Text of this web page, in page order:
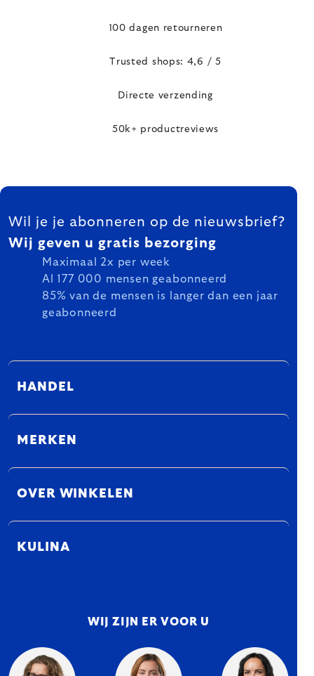
100 dagen retourneren
Trusted shops: 4,6 / 5
Directe verzending
50k+ productreviews
FOOTER
Wil je je abonneren op de nieuwsbrief?
Wij geven u gratis bezorging
Maximaal 2x per week
Al 177 000 mensen geabonneerd
85% van de mensen is langer dan een jaar
geabonneerd
HANDEL
MERKEN
OVER WINKELEN
KULINA
WIJ ZIJN ER VOOR U